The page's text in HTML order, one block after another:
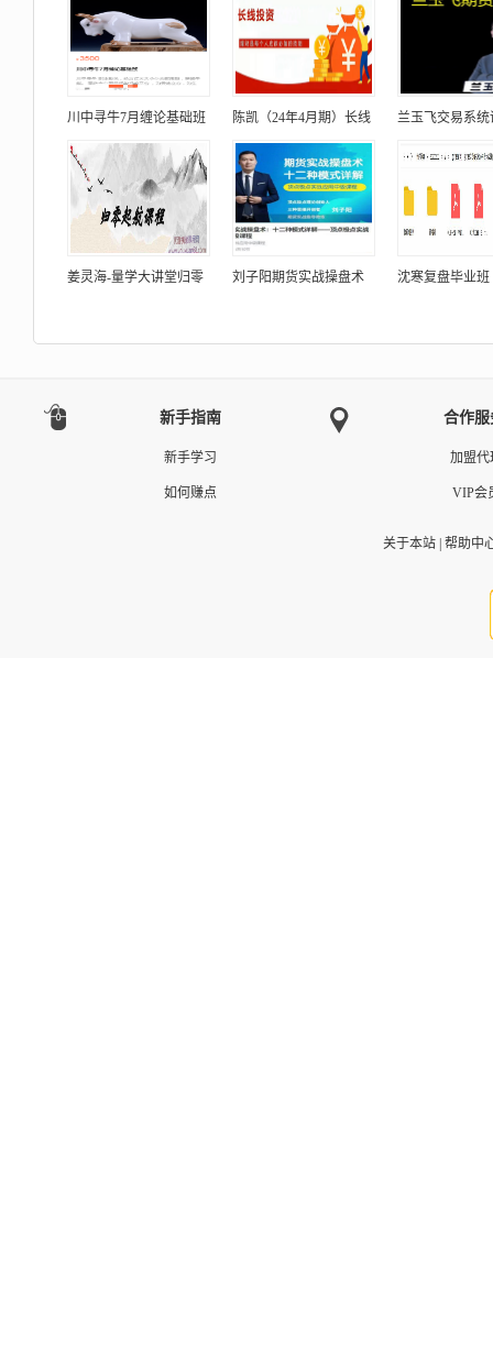
川中寻牛7月缠论基础班 陈凯（24年4月期）长线 兰玉飞交易系统
姜灵海-量学大讲堂归零 刘子阳期货实战操盘术 沈寒复盘毕业班
新手指南
新手学习
如何赚点
合作服
加盟代
VIP会
关于本站| 帮助中